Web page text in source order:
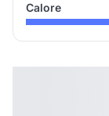
Calore